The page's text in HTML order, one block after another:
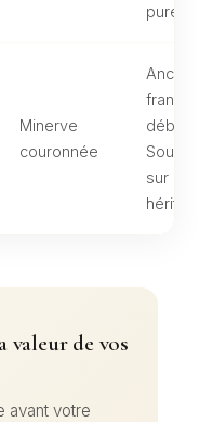
pureté/
Minerve
couronnée
début
Souvent
sur
héritage.
valeur de vos
avant votre